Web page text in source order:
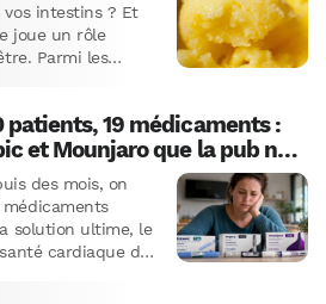
intestins ? Et
joue un rôle
Parmi les
patients, 19 médicaments :
et Mounjaro que la pub ne
des mois, on
médicaments
solution ultime, le
cardiaque de